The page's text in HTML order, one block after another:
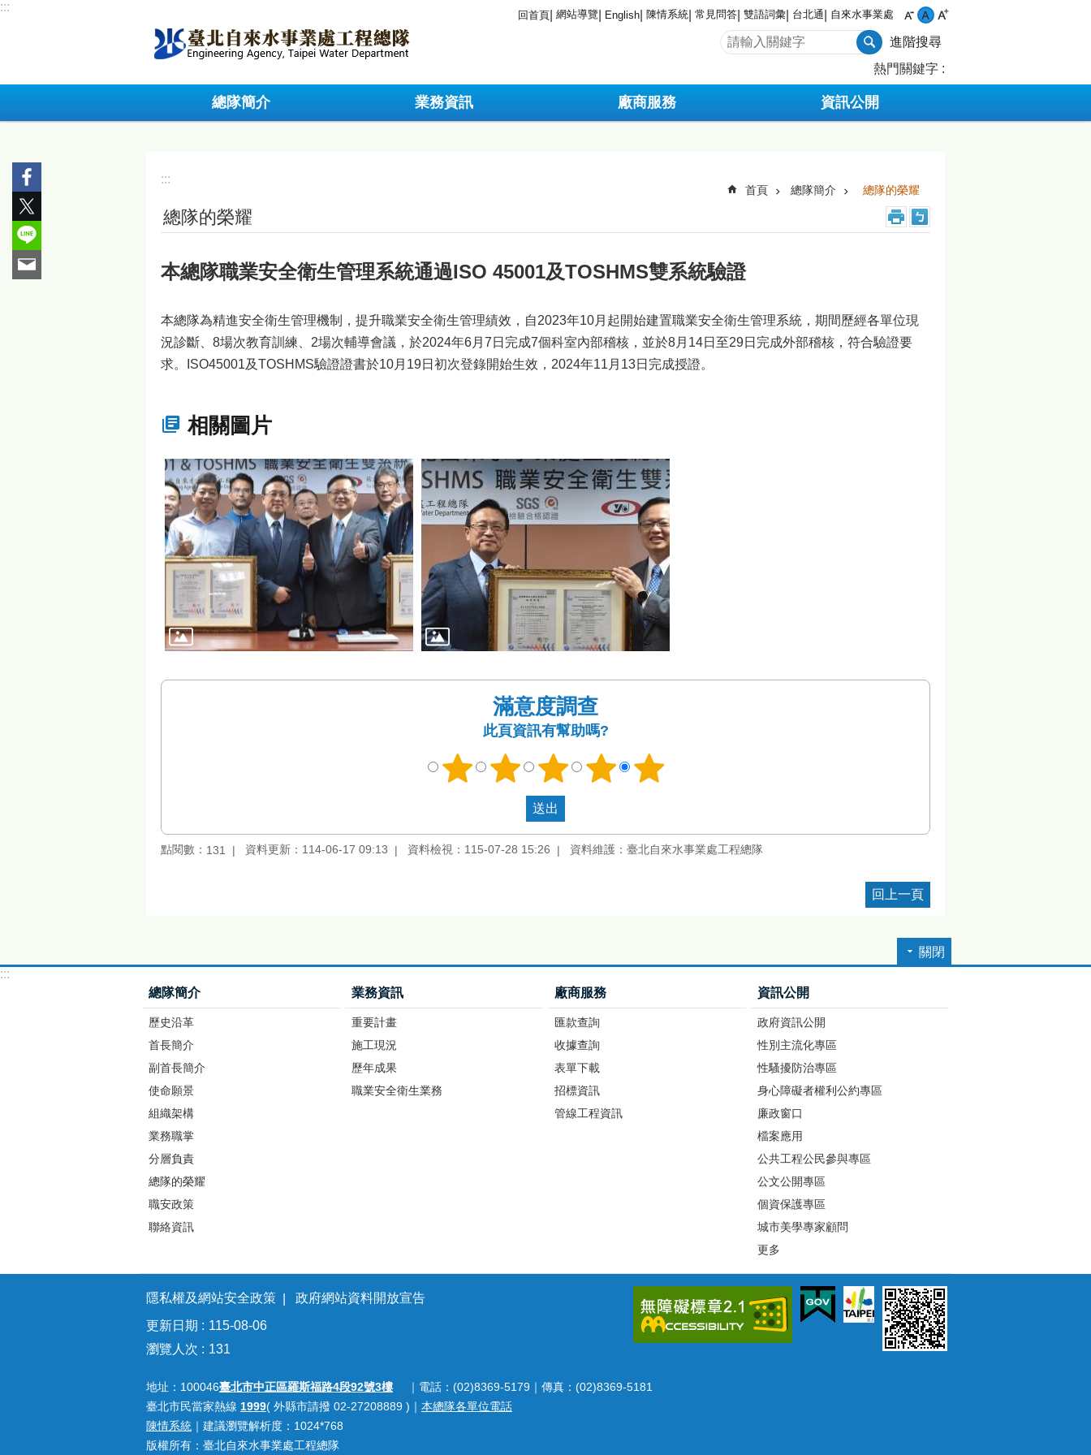
跳到主要內容區塊
:::
回首頁 網站導覽 English 陳情系統 常見問答 雙語詞彙 台北通 自來水事業處
進階搜尋
熱門關鍵字
總隊簡介 業務資訊 廠商服務 資訊公開
:::
首頁 總隊簡介 總隊的榮耀
總隊的榮耀
本總隊職業安全衛生管理系統通過ISO 45001及TOSHMS雙系統驗證
本總隊為精進安全衛生管理機制，提升職業安全衛生管理績效，自2023年10月起開始建置職業安全衛生管理系統，期間歷經各單位現
況診斷、8場次教育訓練、2場次輔導會議，於2024年6月7日完成7個科室內部稽核，並於8月14日至29日完成外部稽核，符合驗證要
求。ISO45001及TOSHMS驗證證書於10月19日初次登錄開始生效，2024年11月13日完成授證。
相關圖片
滿意度調查
此頁資訊有幫助嗎?
點閱數： 131 資料更新：114-06-17 09:13 資料檢視：115-07-28 15:26 資料維護：臺北自來水事業處工程總隊
回上一頁
關閉
:::
總隊簡介
歷史沿革
首長簡介
副首長簡介
使命願景
組織架構
業務職掌
分層負責
總隊的榮耀
職安政策
聯絡資訊
業務資訊
重要計畫
施工現況
歷年成果
職業安全衛生業務
廠商服務
匯款查詢
收據查詢
表單下載
招標資訊
管線工程資訊
資訊公開
政府資訊公開
性別主流化專區
性騷擾防治專區
身心障礙者權利公約專區
廉政窗口
檔案應用
公共工程公民參與專區
公文公開專區
個資保護專區
城市美學專家顧問
更多
隱私權及網站安全政策
政府網站資料開放宣告
更新日期
115-08-06
瀏覽人次
131
地址：100046臺北市中正區羅斯福路4段92號3樓｜電話：(02)8369-5179｜傳真：(02)8369-5181
臺北市民當家熱線 1999( 外縣市請撥 02-27208889 )｜ 本總隊各單位電話
陳情系統 ｜建議瀏覽解析度：1024*768
版權所有：臺北自來水事業處工程總隊